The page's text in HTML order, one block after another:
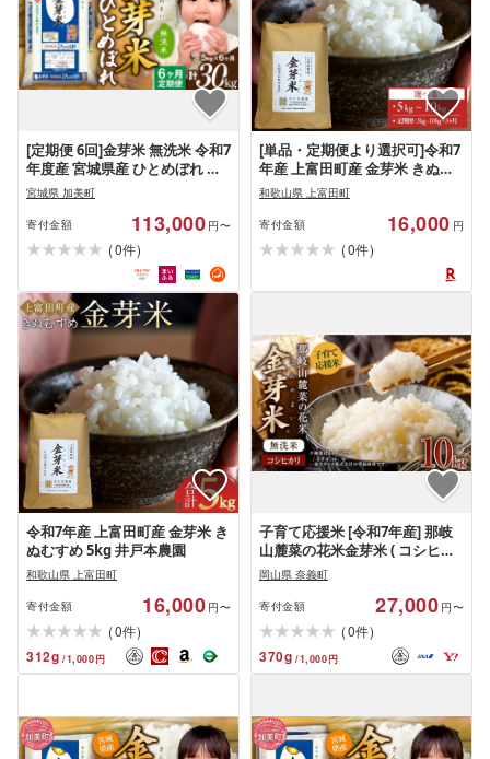
[定期便 6回]金芽米 無洗米 令和7
年度産 宮城県産 ひとめぼれ 無
洗米 計 30kg ( 5kg × 6回 ) [ km-
my-knm05-t6-r7 ] 米 お米 こめ
コメ 精米 白米 きんめまい
宮城県 加美町
寄付金額 113,000 円〜
(0件)
[単品・定期便より選択可]令和7
年産 上富田町産 金芽米 きぬむ
すめ 5 〜10kg 井戸本農園 | 上
富田町 金芽米 きぬむすめ ブラ
ンド米 精米済み 人気 おすすめ
ご飯 和食 食卓 お取り寄せ 送料
無料 ふるさと納税
和歌山県 上富田町
寄付金額 16,000 円
(0件)
令和7年産 上富田町産 金芽米 き
ぬむすめ 5kg 井戸本農園
和歌山県 上富田町
寄付金額 16,000 円〜
(0件)
312g /1,000円
子育て応援米 [令和7年産] 那岐
山麓菜の花米金芽米 ( コシヒカ
リ ) 10kg (5kg×2袋) [2025年10
月上旬より順次発送開始] お米
米 金芽米 無洗米 岡山県
岡山県 奈義町
寄付金額 27,000 円〜
(0件)
370g /1,000円